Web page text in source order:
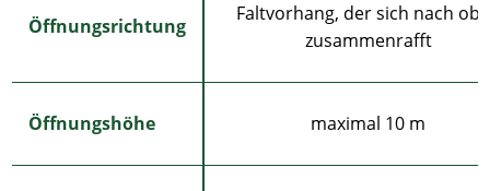
Öffnungsrichtung
Faltvorhang, der sich nach
zusammenrafft
Öffnungshöhe maximal 10 m